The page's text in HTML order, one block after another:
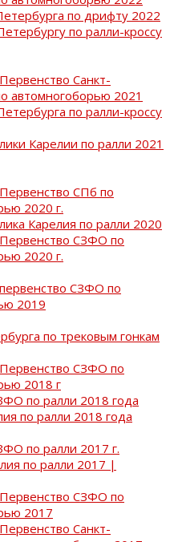
по дрифту 2022
по ралли-кроссу
Санкт-
автомногоборью 2021
по ралли-кроссу
Карелии по ралли 2021
СПб по
2020 г.
Карелия по ралли 2020
СЗФО по
2020 г.
СЗФО по
2019
по трековым гонкам
СЗФО по
2018 г
по ралли 2018 года
по ралли 2018 года
по ралли 2017 г.
по ралли 2017 |
СЗФО по
2017
Санкт-